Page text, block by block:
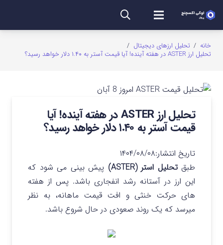
خانه / تحلیل ارزهای دیجیتال /
تحلیل ارز ASTER در هفته آینده! آیا قیمت آستر به ۱.۴۰ دلار خواهد رسید؟
تحلیل ارز ASTER در هفته آینده! آیا
قیمت آستر به ۱.۴۰ دلار خواهد رسید؟
تاریخ انتشار:۱۴۰۴/۰۸/۰۸
طبق تحلیل استر (ASTER)
پیش بینی می شود که
این ارز در آستانه رشد انفجاری باشد. پس از هفته
های حرکت خنثی و افت قیمت ماهانه، به نظر
میرسد که یک روند صعودی در حال شروع باشد.